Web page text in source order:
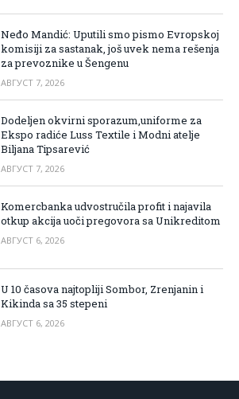
Neđo Mandić: Uputili smo pismo Evropskoj
komisiji za sastanak, još uvek nema rešenja
za prevoznike u Šengenu
АВГУСТ 7, 2026
Dodeljen okvirni sporazum,uniforme za
Ekspo radiće Luss Textile i Modni atelje
Biljana Tipsarević
АВГУСТ 7, 2026
Komercbanka udvostručila profit i najavila
otkup akcija uoči pregovora sa Unikreditom
АВГУСТ 6, 2026
U 10 časova najtopliji Sombor, Zrenjanin i
Kikinda sa 35 stepeni
АВГУСТ 6, 2026